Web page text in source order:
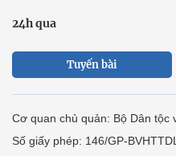
24h qua
Tuyến bài
Cơ quan chủ quản: Bộ Dân tộc
Số giấy phép: 146/GP-